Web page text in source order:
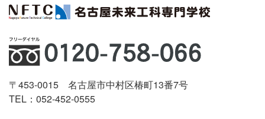
〒453-0015 名古屋市中村区椿町13番7号
TEL：052-452-0555